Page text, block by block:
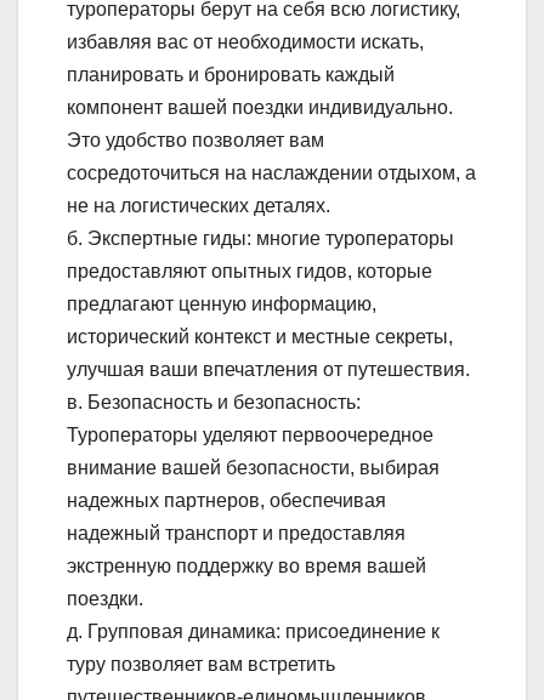
туроператоры берут на себя всю логистику,
избавляя вас от необходимости искать,
планировать и бронировать каждый
компонент вашей поездки индивидуально.
Это удобство позволяет вам
сосредоточиться на наслаждении отдыхом, а
не на логистических деталях.
б. Экспертные гиды: многие туроператоры
предоставляют опытных гидов, которые
предлагают ценную информацию,
исторический контекст и местные секреты,
улучшая ваши впечатления от путешествия.
в. Безопасность и безопасность:
Туроператоры уделяют первоочередное
внимание вашей безопасности, выбирая
надежных партнеров, обеспечивая
надежный транспорт и предоставляя
экстренную поддержку во время вашей
поездки.
д. Групповая динамика: присоединение к
туру позволяет вам встретить